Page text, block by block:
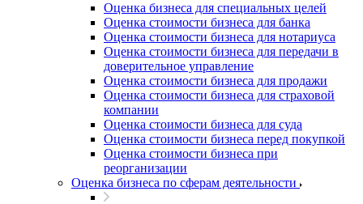
Оценка бизнеса для специальных целей
Оценка стоимости бизнеса для банка
Оценка стоимости бизнеса для нотариуса
Оценка стоимости бизнеса для передачи в
доверительное управление
Оценка стоимости бизнеса для продажи
Оценка стоимости бизнеса для страховой
компании
Оценка стоимости бизнеса для суда
Оценка стоимости бизнеса перед покупкой
Оценка стоимости бизнеса при
реорганизации
Оценка бизнеса по сферам деятельности